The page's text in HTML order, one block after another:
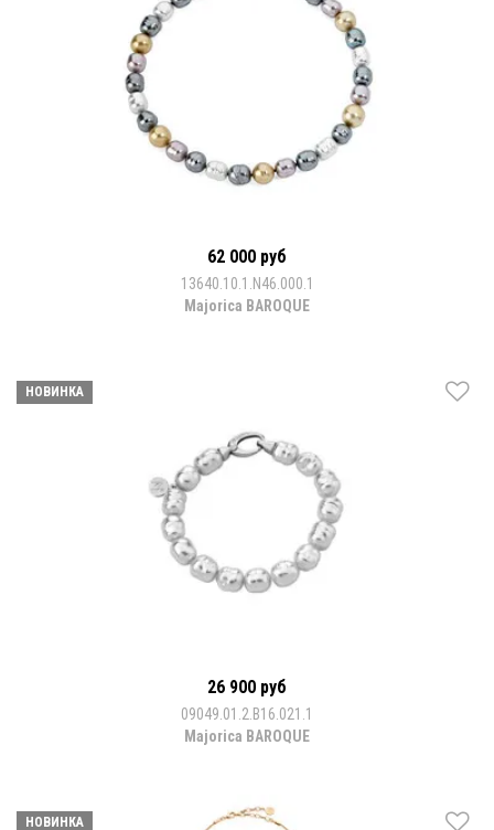
62 000 руб
13640.10.1.N46.000.1
Majorica BAROQUE
НОВИНКА
26 900 руб
09049.01.2.B16.021.1
Majorica BAROQUE
НОВИНКА